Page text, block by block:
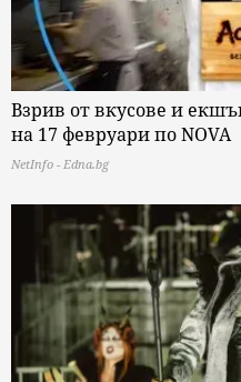
Взрив от вкусове и
на 17 февруари по NOVA
NetInfo - Edna.bg